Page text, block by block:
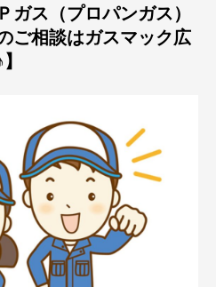
ス（プロパンガス）
ご相談はガスマック広